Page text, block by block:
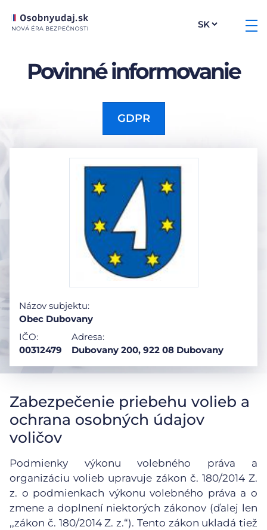
Povinné informovanie
GDPR
Názov subjektu:
Obec Dubovany
IČO:
00312479
Adresa:
Dubovany 200, 922 08 Dubovany
Zabezpečenie priebehu volieb a
ochrana osobných údajov
voličov
Podmienky výkonu volebného práva a
organizáciu volieb upravuje zákon č. 180/2014 Z.
z. o podmienkach výkonu volebného práva a o
zmene a doplnení niektorých zákonov (ďalej len
,,zákon č. 180/2014 Z. z.“). Tento zákon ukladá tiež